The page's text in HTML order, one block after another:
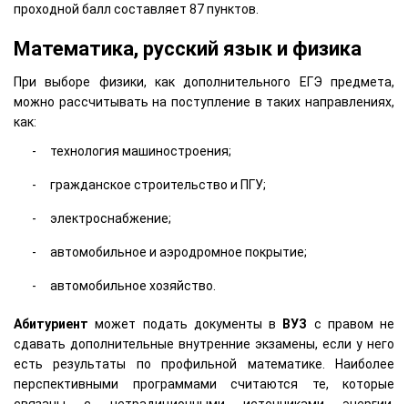
проходной балл составляет 87 пунктов.
Математика, русский язык и физика
При выборе физики, как дополнительного ЕГЭ предмета,
можно рассчитывать на поступление в таких направлениях,
как:
технология машиностроения;
гражданское строительство и ПГУ;
электроснабжение;
автомобильное и аэродромное покрытие;
автомобильное хозяйство.
Абитуриент может подать документы в ВУЗ с правом не
сдавать дополнительные внутренние экзамены, если у него
есть результаты по профильной математике. Наиболее
перспективными программами считаются те, которые